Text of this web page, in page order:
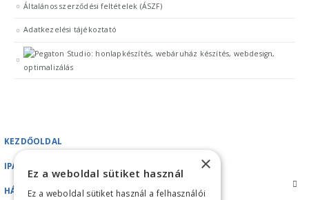
Általános szerződési feltételek (ÁSZF)
Adatkezelési tájékoztató
KEZDŐOLDAL
IPARI GÉPEK
HÁZTARTÁSI GÉPEK
×
Ez a weboldal sütiket használ
Ez a weboldal sütiket használ a felhasználói